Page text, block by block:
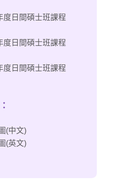
度日間碩士班課程
度日間碩士班課程
度日間碩士班課程
(中文)
(英文)